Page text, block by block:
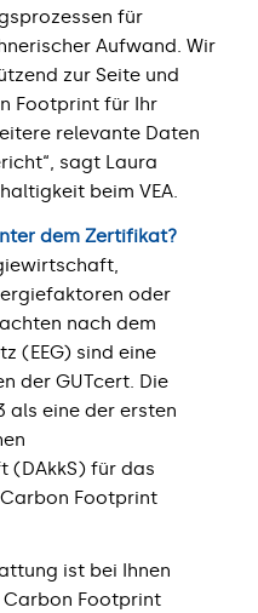
für
Aufwand. Wir
zur Seite und
Footprint für Ihr
relevante Daten
sagt Laura
beim VEA.
dem Zertifikat?
oder
nach dem
(EEG) sind eine
der GUTcert. Die
als eine der ersten
(DAkkS) für das
Footprint
ist bei Ihnen
Carbon Footprint